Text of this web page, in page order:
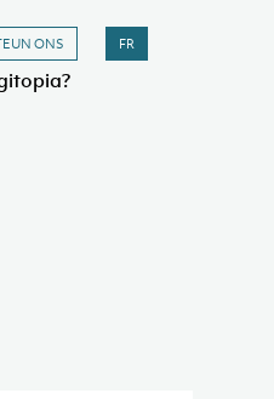
ONS FR